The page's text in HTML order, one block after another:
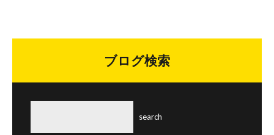
ブログ検索